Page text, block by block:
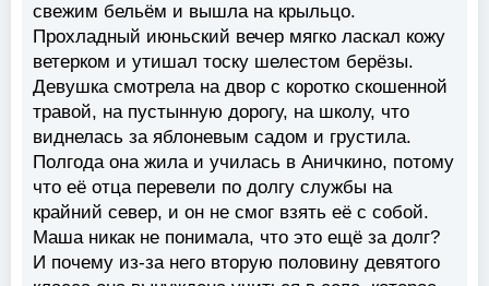
свежим бельём и вышла на крыльцо.
Прохладный июньский вечер мягко ласкал кожу
ветерком и утишал тоску шелестом берёзы.
Девушка смотрела на двор с коротко скошенной
травой, на пустынную дорогу, на школу, что
виднелась за яблоневым садом и грустила.
Полгода она жила и училась в Аничкино, потому
что её отца перевели по долгу службы на
крайний север, и он не смог взять её с собой.
Маша никак не понимала, что это ещё за долг?
И почему из-за него вторую половину девятого